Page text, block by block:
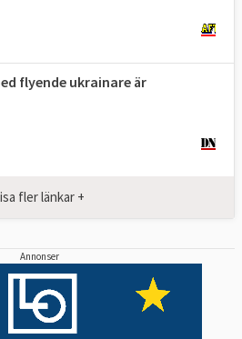
flyende ukrainare är
fler länkar +
Annonser